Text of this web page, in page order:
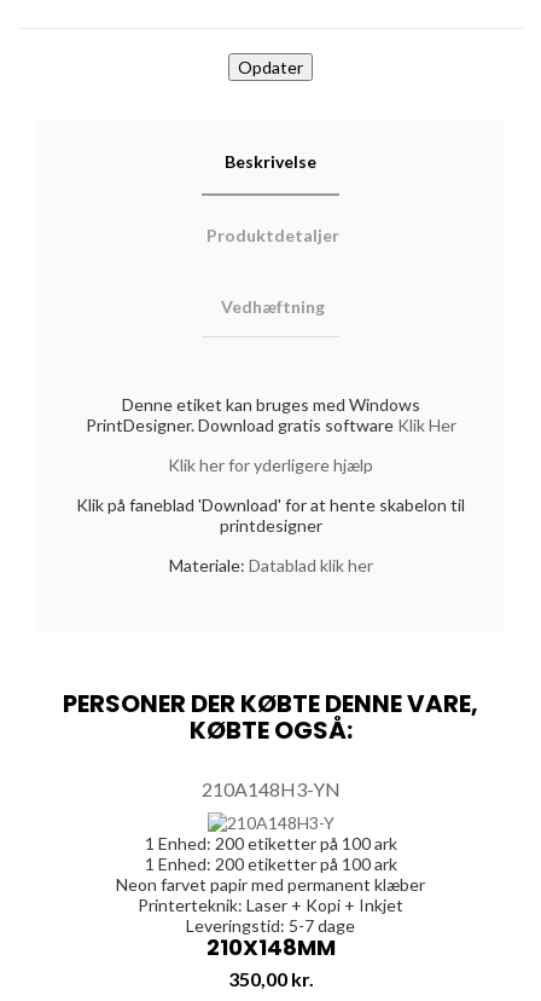
Beskrivelse
Produktdetaljer
Vedhæftning
Denne etiket kan bruges med Windows
PrintDesigner. Download gratis software Klik Her
Klik her for yderligere hjælp
Klik på faneblad 'Download' for at hente skabelon til
printdesigner
Materiale: Datablad klik her
PERSONER DER KØBTE DENNE VARE,
KØBTE OGSÅ:
210A148H3-YN
1 Enhed: 200etiketter på 100 ark
1 Enhed: 200etiketter på 100 ark
Neon farvet papir med permanent klæber
Printerteknik: Laser + Kopi + Inkjet
Leveringstid: 5-7 dage
210X148MM
Pris
350,00 kr.